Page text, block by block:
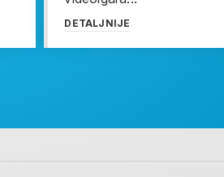
DETALJNIJE